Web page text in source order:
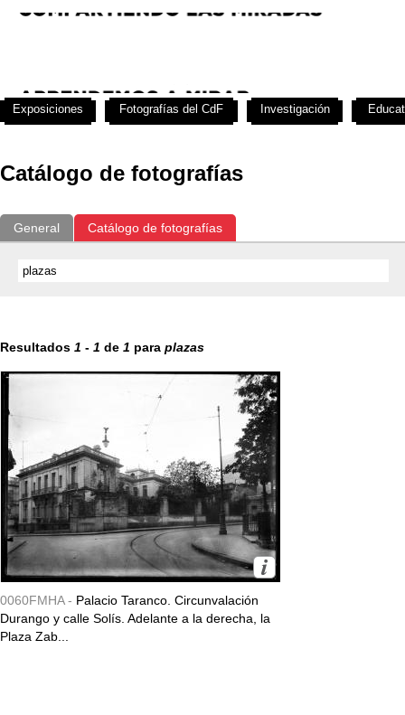
Catálogo de fotografías
General Catálogo de fotografías
Resultados 1 - 1 de 1 para plazas
0060FMHA - Palacio Taranco. Circunvalación
Durango y calle Solís. Adelante a la derecha, la
Plaza Zab...
Exposiciones Fotografías del CdF Investigación